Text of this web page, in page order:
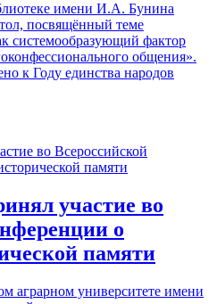
имени И.А. Бунина
посвящённый теме
системообразующий фактор
общения».
к Году единства народов
участие во
о
памяти
аграрном университете имени